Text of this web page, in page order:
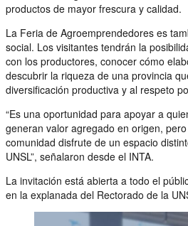
productos de mayor frescura y calidad.
La Feria de Agroemprendedores es
social. Los visitantes tendrán la
con los productores, conocer cómo
descubrir la riqueza de una provincia
diversificación productiva y al respeto
“Es una oportunidad para apoyar a
generan valor agregado en origen,
comunidad disfrute de un espacio
UNSL”, señalaron desde el INTA.
La invitación está abierta a todo el
en la explanada del Rectorado de la